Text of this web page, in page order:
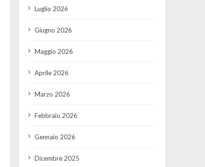
Luglio 2026
Giugno 2026
Maggio 2026
Aprile 2026
Marzo 2026
Febbraio 2026
Gennaio 2026
Dicembre 2025